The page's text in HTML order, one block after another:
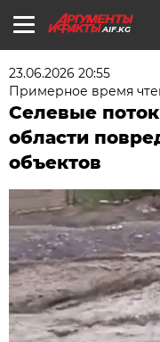
AIF.KG
23.06.2026 20:55
Примерное время
Селевые
области
объектов